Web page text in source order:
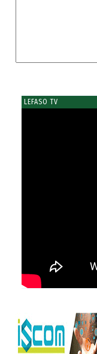
LEFASO TV